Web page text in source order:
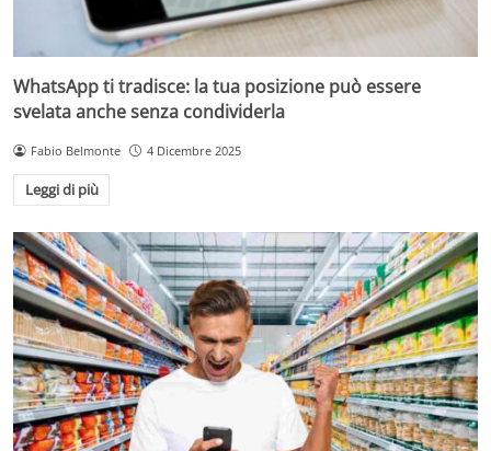
WhatsApp ti tradisce: la tua posizione può essere
svelata anche senza condividerla
Fabio Belmonte 4 Dicembre 2025
Leggi di più